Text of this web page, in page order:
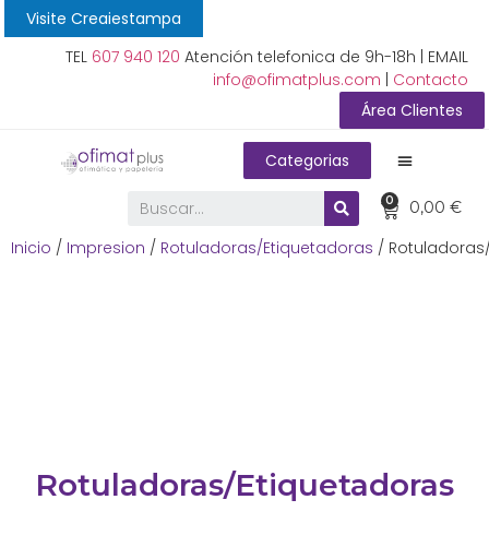
Visite Creaiestampa
TEL 607 940 120 Atención telefonica de 9h-18h | EMAIL
info@ofimatplus.com
Contacto
Área Clientes
Categorias
0,00€
0
Inicio / Impresion / Rotuladoras/Etiquetadoras /
Rotuladoras/Etiquetadoras